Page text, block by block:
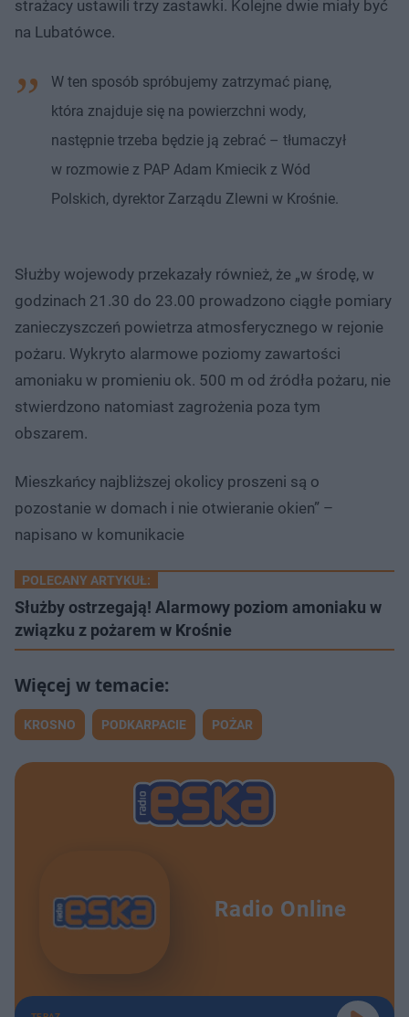
strażacy ustawili trzy zastawki. Kolejne dwie miały być
na Lubatówce.
W ten sposób spróbujemy zatrzymać pianę,
która znajduje się na powierzchni wody,
następnie trzeba będzie ją zebrać – tłumaczył
w rozmowie z PAP Adam Kmiecik z Wód
Polskich, dyrektor Zarządu Zlewni w Krośnie.
Służby wojewody przekazały również, że „w środę, w
godzinach 21.30 do 23.00 prowadzono ciągłe pomiary
zanieczyszczeń powietrza atmosferycznego w rejonie
pożaru. Wykryto alarmowe poziomy zawartości
amoniaku w promieniu ok. 500 m od źródła pożaru, nie
stwierdzono natomiast zagrożenia poza tym
obszarem.
Mieszkańcy najbliższej okolicy proszeni są o
pozostanie w domach i nie otwieranie okien” –
napisano w komunikacie
POLECANY ARTYKUŁ:
Służby ostrzegają! Alarmowy poziom amoniaku w
związku z pożarem w Krośnie
KROSNO PODKARPACIE POŻAR
Radio Online